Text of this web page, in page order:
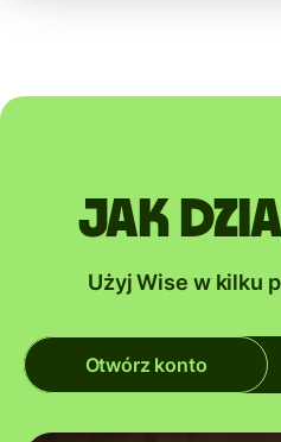
Jak
Użyj Wise w kilku
Otwórz konto